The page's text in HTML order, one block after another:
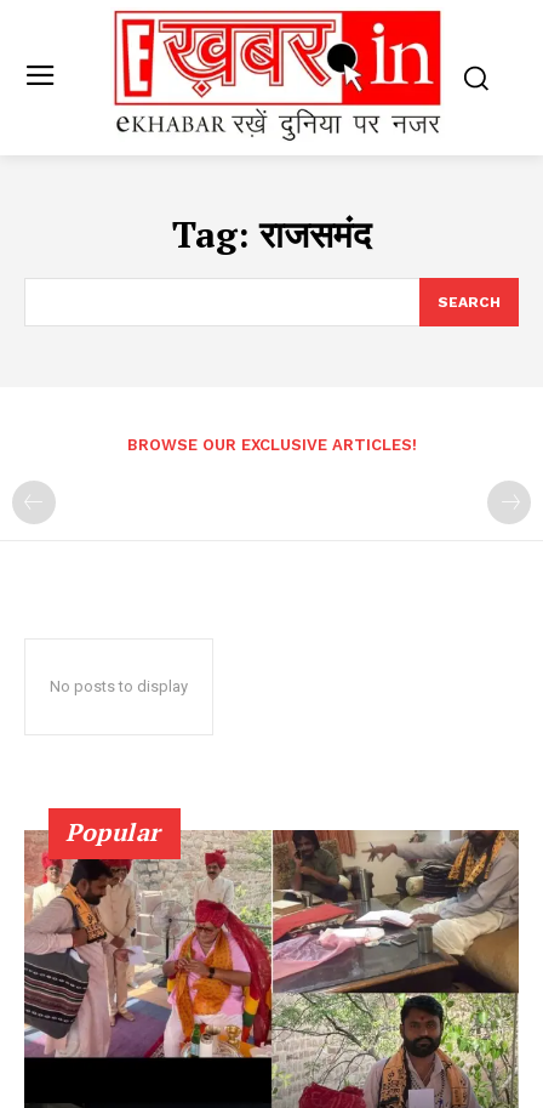
Tag:राजसमंद
SEARCH
BROWSE OUR EXCLUSIVE ARTICLES!
No posts to display
Popular